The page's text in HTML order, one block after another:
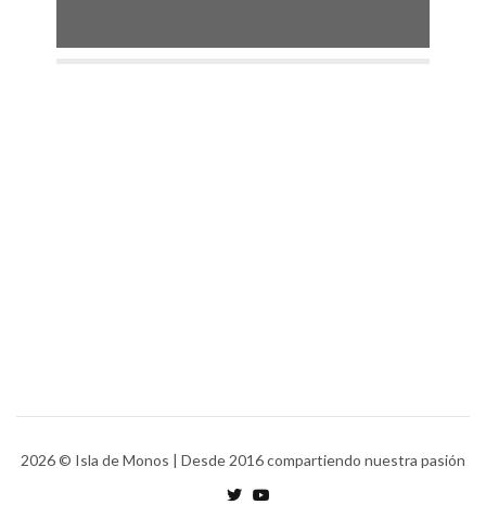
2026© Isla de Monos | Desde 2016 compartiendo nuestra pasión